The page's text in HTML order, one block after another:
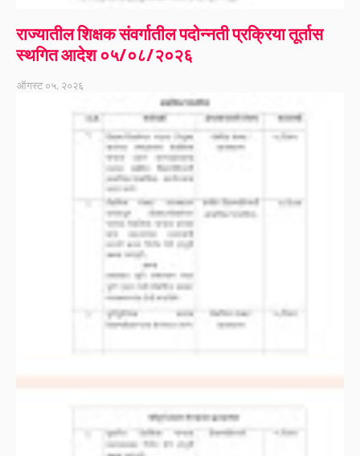
राज्यातील शिक्षक संवर्गातील पदोन्नती प्रक्रिया तूर्तास
स्थगित आदेश ०५/०८/२०२६
ऑगस्ट ०५, २०२६